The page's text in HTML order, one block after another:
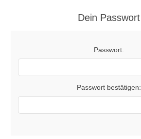
Dein Passwort
Passwort:
Passwort bestätigen: